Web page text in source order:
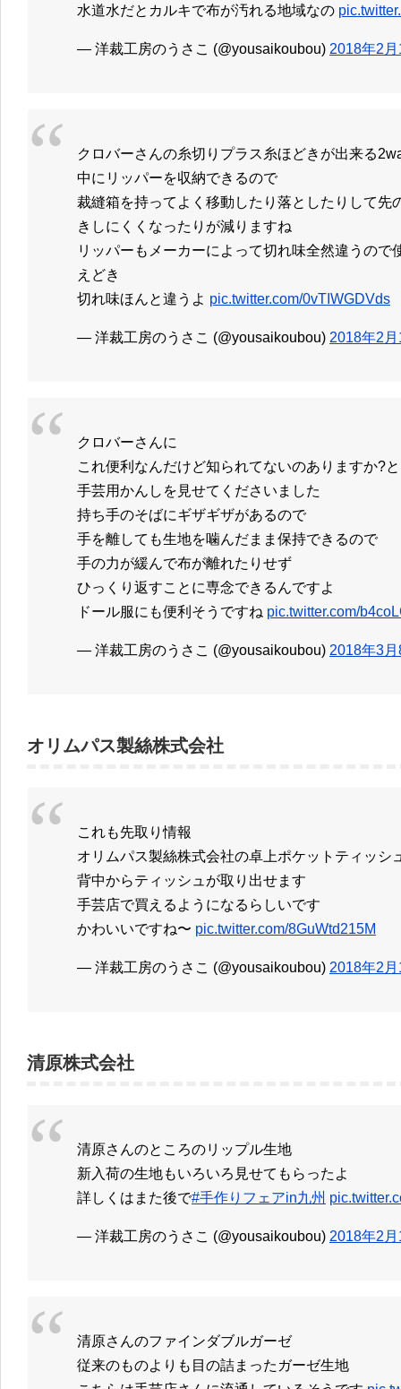
水道水だとカルキで布が汚れる地域なの
— 洋裁工房のうさこ (@yousaikoubou) 2018年2
クロバーさんの糸切りプラス糸ほどきが出来る
中にリッパーを収納できるので
裁縫箱を持ってよく移動したり落としたりして先
きしにくくなったりが減りますね
リッパーもメーカーによって切れ味全然違うので
えどき
切れ味ほんと違うよ pic.twitter.com/0vTIWGDVds
— 洋裁工房のうさこ (@yousaikoubou) 2018年2
クロバーさんに
これ便利なんだけど知られてないのありますか?
手芸用かんしを見せてくださいました
持ち手のそばにギザギザがあるので
手を離しても生地を噛んだまま保持できるので
手の力が緩んで布が離れたりせず
ひっくり返すことに専念できるんですよ
ドール服にも便利そうですね pic.twitter.com/
— 洋裁工房のうさこ (@yousaikoubou) 2018年3
オリムパス製絲株式会社
これも先取り情報
オリムパス製絲株式会社の卓上ポケットティッシ
背中からティッシュが取り出せます
手芸店で買えるようになるらしいです
かわいいですね〜 pic.twitter.com/8GuWtd215M
— 洋裁工房のうさこ (@yousaikoubou) 2018年2
清原株式会社
清原さんのところのリップル生地
新入荷の生地もいろいろ見せてもらったよ
詳しくはまた後で#手作りフェアin九州
— 洋裁工房のうさこ (@yousaikoubou) 2018年2
清原さんのファインダブルガーゼ
従来のものよりも目の詰まったガーゼ生地